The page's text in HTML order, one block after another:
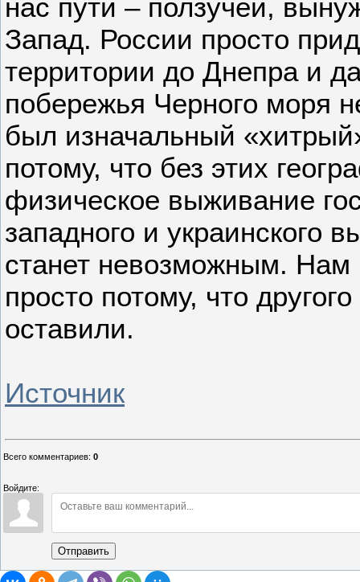
нас пути – ползучей,
Запад. России просто
территории до Днепра и
побережья Черного моря
был изначальный
потому, что без этих
физическое выживание
западного и украинского
станет невозможным. Нам
просто потому, что
оставили.
Источник
Всего комментариев: 0
Войдите:
Отправить